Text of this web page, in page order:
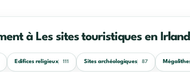
à Les sites touristiques en
Edifices religieux 111 Sites archéologiques 87